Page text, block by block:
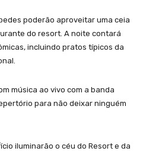
poderão aproveitar uma ceia
do resort. A noite contará
incluindo pratos típicos da
música ao vivo com a banda
para não deixar ninguém
iluminarão o céu do Resort e da